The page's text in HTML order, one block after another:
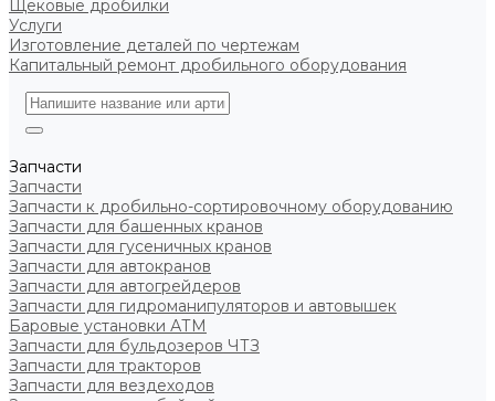
Щековые дробилки
Услуги
Изготовление деталей по чертежам
Капитальный ремонт дробильного оборудования
Запчасти
Запчасти
Запчасти к дробильно-сортировочному оборудованию
Запчасти для башенных кранов
Запчасти для гусеничных кранов
Запчасти для автокранов
Запчасти для автогрейдеров
Запчасти для гидроманипуляторов и автовышек
Баровые установки АТМ
Запчасти для бульдозеров ЧТЗ
Запчасти для тракторов
Запчасти для вездеходов